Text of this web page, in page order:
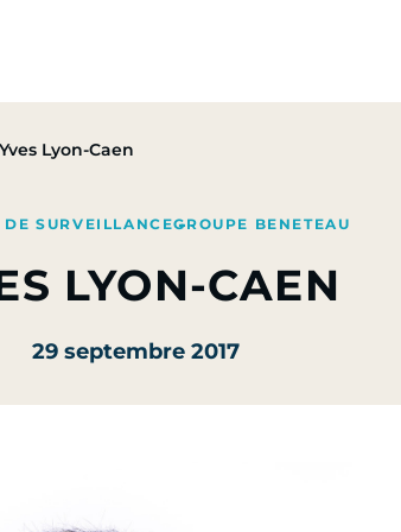
Yves Lyon-Caen
DE SURVEILLANCEGROUPE BENETEAU
LYON-CAEN
29 septembre 2017